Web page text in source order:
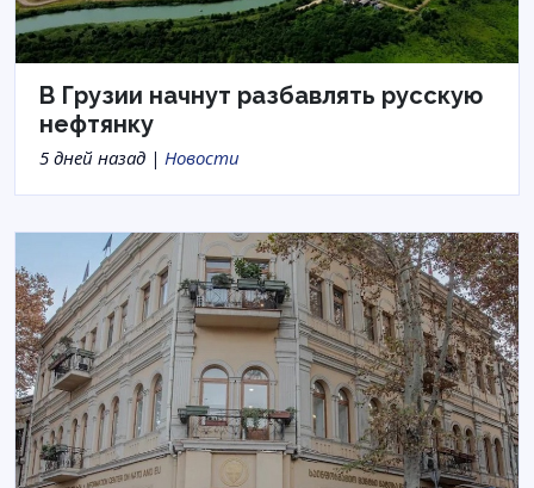
В Грузии начнут разбавлять русскую
нефтянку
5 дней назад | Новости